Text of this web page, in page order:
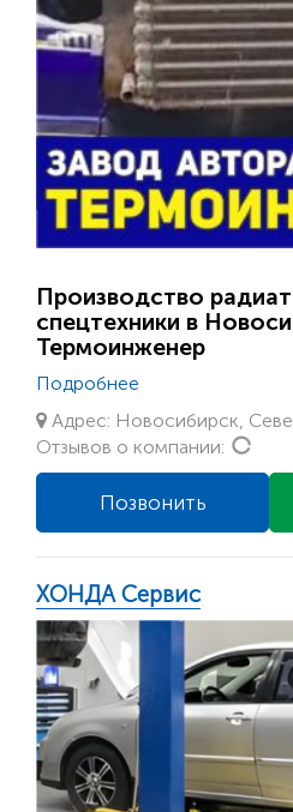
Производство
спецтехники в
Термоинженер
Подробнее
Адрес: Новосибирск,
Отзывов о компании:
Позвонить
ХОНДА Сервис